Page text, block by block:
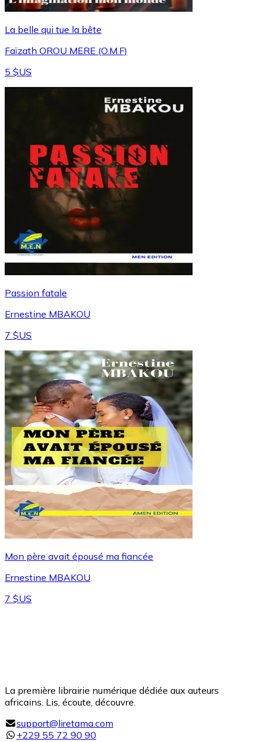
La belle qui tue la bête
Faïzath OROU MERE (O.M.F)
5 $US
Passion fatale
Ernestine MBAKOU
7 $US
Mon père avait épousé ma fiancée
Ernestine MBAKOU
7 $US
La première librairie numérique dédiée aux auteurs
africains. Lis, écoute, découvre.
support@liretama.com
+229 55 72 90 90